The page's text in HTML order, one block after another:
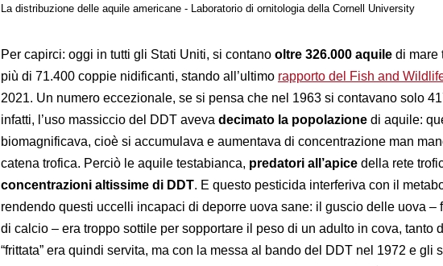
La distribuzione delle aquile americane - Laboratorio di ornitologia della Cornell University
Per capirci: oggi in tutti gli Stati Uniti, si contano oltre 326.000 aquile di mare
più di 71.400 coppie nidificanti, stando all’ultimo rapporto del Fish and
2021. Un numero eccezionale, se si pensa che nel 1963 si contavano solo
infatti, l’uso massiccio del DDT aveva decimato la popolazione di aquile:
biomagnificava, cioè si accumulava e aumentava di concentrazione man
catena trofica. Perciò le aquile testabianca, predatori all’apice della rete
concentrazioni altissime di DDT. E questo pesticida interferiva con il
rendendo questi uccelli incapaci di deporre uova sane: il guscio delle uova –
di calcio – era troppo sottile per sopportare il peso di un adulto in cova, tanto
“frittata” era quindi servita, ma con la messa al bando del DDT nel 1972 e gli